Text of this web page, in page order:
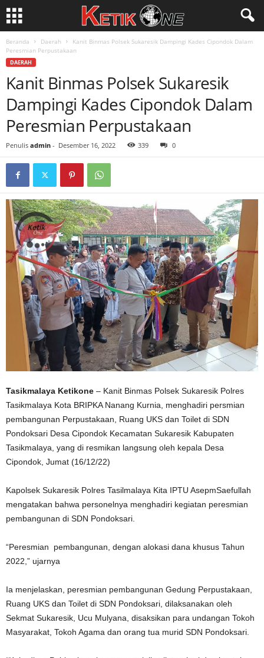
Beranda Daerah
Kanit Binmas Polsek Sukaresik Dampingi Kades Cipondok Dalam
Peresmian Perpustakaan
DAERAH
Kanit Binmas Polsek Sukaresik
Dampingi Kades Cipondok Dalam
Peresmian Perpustakaan
Penulis admin - Desember 16, 2022 339 0
Tasikmalaya Ketikone – Kanit Binmas Polsek Sukaresik Polres
Tasikmalaya Kota BRIPKA Nanang Kurnia, menghadiri persmian
pembangunan Perpustakaan, Ruang UKS dan Toilet di SDN
Pondoksari Desa Cipondok Kecamatan Sukaresik Kabupaten
Tasikmalaya, yang di resmikan langsung oleh kepala Desa
Cipondok, Jumat (16/12/22)
Kapolsek Sukaresik Polres Tasilmalaya Kita IPTU AsepmSaefullah
mengatakan bahwa personelnya menghadiri kegiatan peresmian
pembangunan di SDN Pondoksari.
“Peresmian pembangunan, dengan alokasi dana khusus Tahun
2022,” ujarnya
Ia menjelaskan, peresmian pembangunan Gedung Perpustakaan,
Ruang UKS dan Toilet di SDN Pondoksari, dilaksanakan oleh
Sekmat Sukaresik, Ucu Mulyana, disaksikan para undangan Tokoh
Masyarakat, Tokoh Agama dan orang tua murid SDN Pondoksari.